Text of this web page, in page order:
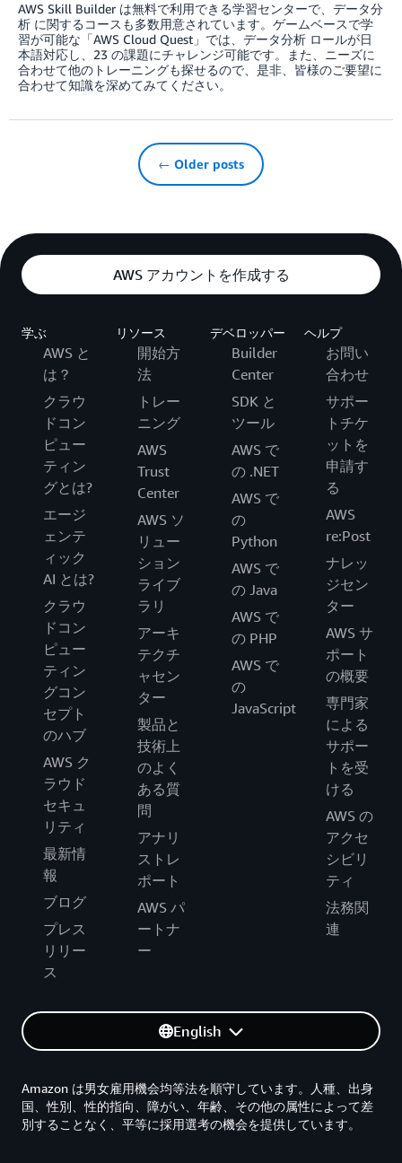
AWS Skill Builder は無料で利用できる学習センターで、データ分
析 に関するコースも多数用意されています。ゲームベースで学
習が可能な「AWS Cloud Quest」では、データ分析 ロールが日
本語対応し、23 の課題にチャレンジ可能です。また、ニーズに
合わせて他のトレーニングも探せるので、是非、皆様のご要望に
合わせて知識を深めてみてください。
← Older posts
AWS アカウントを作成する
学ぶ
AWS と
は？
クラウ
ドコン
ピュー
ティン
グとは?
エージ
ェンテ
ィック
AI とは?
クラウ
ドコン
ピュー
ティン
グコン
セプト
のハブ
AWS ク
ラウド
セキュ
リティ
最新情
報
ブログ
プレス
リリー
ス
リソース
開始方
法
トレー
ニング
AWS
Trust
Center
AWS ソ
リュー
ション
ライブ
ラリ
アーキ
テクチ
ャセン
ター
製品と
技術上
のよく
ある質
問
アナリ
ストレ
ポート
AWS パ
ートナ
ー
デベロッパー
Builder
Center
SDK と
ツール
AWS で
の .NET
AWS で
の
Python
AWS で
の Java
AWS で
の PHP
AWS で
の
JavaScript
ヘルプ
お問い
合わせ
サポー
トチケ
ットを
申請す
る
AWS
re:Post
ナレッ
ジセン
ター
AWS サ
ポート
の概要
専門家
による
サポー
トを受
ける
AWS の
アクセ
シビリ
ティ
法務関
連
English
Amazon は男女雇用機会均等法を順守しています。人種、出身
国、性別、性的指向、障がい、年齢、その他の属性によって差
別することなく、平等に採用選考の機会を提供しています。